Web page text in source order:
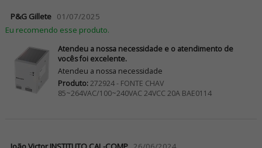
P&G Gillete 01/07/2025
Eu recomendo esse produto.
Atendeu a nossa necessidade e o atendimento de
vocês foi excelente.
Atendeu a nossa necessidade
Produto:272924 - FONTE CHAV
85~264VAC/100~240VAC 24VCC 20A BAE0114